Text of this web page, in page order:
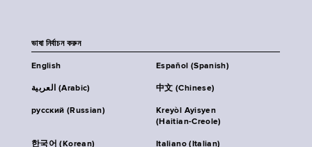
ভাষা নির্বাচন করুন
English Español (Spanish)
العربية (Arabic) 中文 (Chinese)
русский (Russian)
Kreyòl Ayisyen
(Haitian-Creole)
한국어 (Korean) Italiano (Italian)